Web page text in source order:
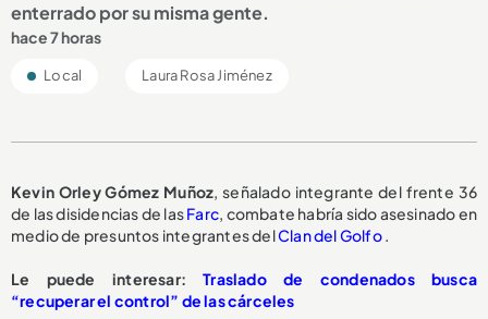
enterrado por su misma gente.
hace 7 horas
Local Laura Rosa Jiménez
Kevin Orley Gómez Muñoz, señalado integrante del frente 36
de las disidencias de lasFarc, combate habría sido asesinado en
medio de presuntos integrantes delClan del Golfo.
Le puede interesar:Traslado de condenados busca
“recuperar el control” de las cárceles